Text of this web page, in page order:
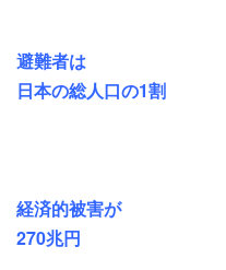
避難者は
日本の総人口の1割
経済的被害が
270兆円